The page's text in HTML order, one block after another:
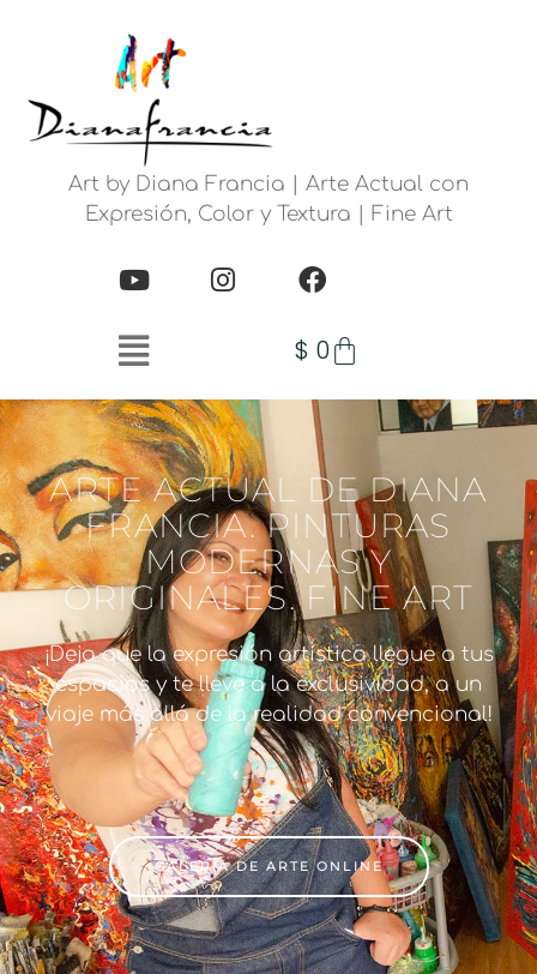
Art by Diana Francia | Arte Actual con
Expresión, Color y Textura | Fine Art
$ 0
ARTE ACTUAL DE DIANA
FRANCIA. PINTURAS
MODERNAS Y
ORIGINALES. FINE ART
¡Deja que la expresión artística llegue a tus
espacios y te lleve a la exclusividad, a un
viaje más allá de la realidad convencional!
GALERÍA DE ARTE ONLINE